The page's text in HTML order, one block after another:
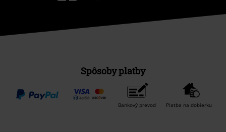
Spôsoby platby
Bankový prevod Platba na dobierku